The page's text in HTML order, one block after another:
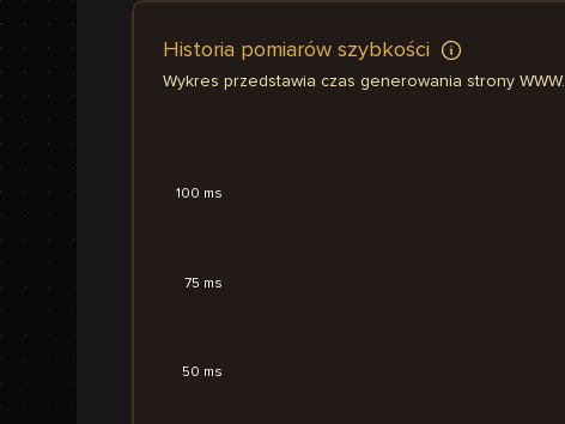
Historia pomiarów szybkości
Wykres przedstawia czas generowania strony WWW.
50 ms
75 ms
100 ms